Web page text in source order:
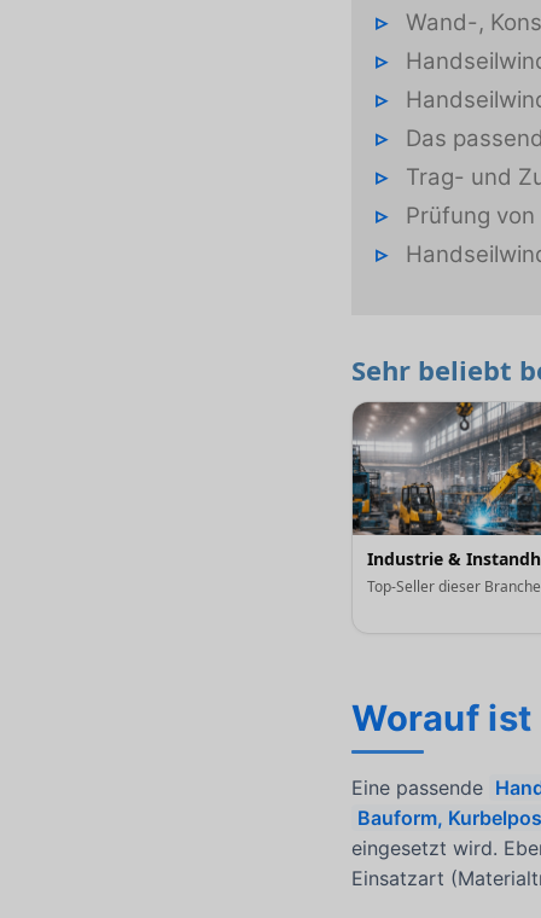
Wand-,
Das
Trag- und
Prüfung
Sehr beliebt
Industrie &
Top-Seller dieser
Worauf ist
Eine passende
Bauform,
eingesetzt wird.
Einsatzart